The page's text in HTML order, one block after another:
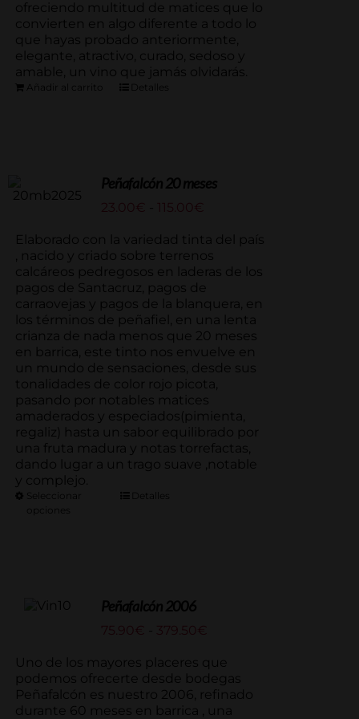
ofreciendo multitud de matices que lo
convierten en algo diferente a todo lo
que hayas probado anteriormente,
elegante, atractivo, curado, sedoso y
amable, un vino que jamás olvidarás.
Añadir al carrito Detalles
Peñafalcón 20 meses
23.00 € 115.00 €
precios:
desde
23.00€
115.00€
Elaborado con la variedad tinta del país
, nacido y criado sobre terrenos
calcáreos pedregosos en laderas de los
pagos de Santacruz, pagos de
carraovejas y pagos de la blanquera, en
los términos de peñafiel, en una lenta
crianza de nada menos que 20 meses
en barrica, este tinto nos envuelve en
un mundo de sensaciones, desde sus
tonalidades de color rojo picota,
pasando por notables matices
amaderados y especiados(pimienta,
regaliz) hasta un sabor equilibrado por
una fruta madura y notas torrefactas,
dando lugar a un trago suave ,notable
y complejo.
Seleccionar
opciones
Detalles
Peñafalcón 2006
75.90 € 379.50 €
precios:
desde
75.90€
hasta
Uno de los mayores placeres que
podemos ofrecerte desde bodegas
Peñafalcón es nuestro 2006, refinado
durante 60 meses en barrica , una